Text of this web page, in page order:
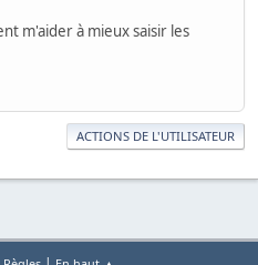
m'aider à mieux saisir les
ACTIONS DE L'UTILISATEUR